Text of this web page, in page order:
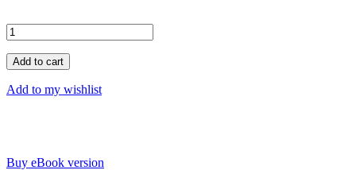
Add to cart
Add to my wishlist
Buy eBook version